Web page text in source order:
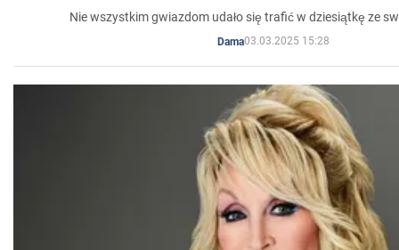
Nie wszystkim gwiazdom udało się trafić w dziesiątkę ze
Dama03.03.2025 15:28